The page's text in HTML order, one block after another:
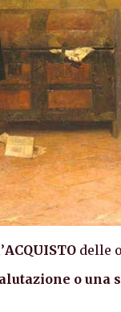
ACQUISTO delle
o una